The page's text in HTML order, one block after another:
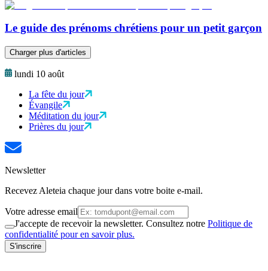
Le guide des prénoms chrétiens pour un petit garçon
Charger plus d'articles
lundi 10 août
La fête du jour
Évangile
Méditation du jour
Prières du jour
Newsletter
Recevez Aleteia chaque jour dans votre boite e-mail.
Votre adresse email
J'accepte de recevoir la newsletter. Consultez notre Politique de
confidentialité pour en savoir plus.
S'inscrire